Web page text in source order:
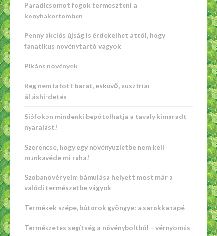
Paradicsomot fogok termeszteni a
konyhakertemben
Penny akciós újság is érdekelhet attól, hogy
fanatikus növénytartó vagyok
Pikáns növények
Rég nem látott barát, esküvő, ausztriai
álláshirdetés
Siófokon mindenki bepótolhatja a tavaly kimaradt
nyaralást!
Szerencse, hogy egy növényüzletbe nem kell
munkavédelmi ruha!
Szobanövényeim bámulása helyett most már a
valódi természetbe vágyok
Termékek szépe, bútorok gyöngye: a sarokkanapé
Természetes segítség a növényboltból – vérnyomás